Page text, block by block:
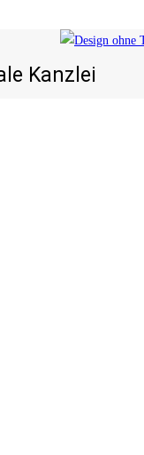
Kanzlei